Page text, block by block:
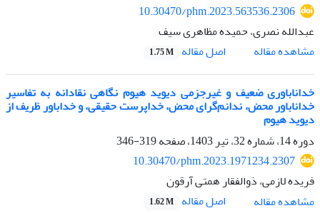
10.30470/phm.2023.563536.2306
عبدالله نصری، حمیده مظاهری سیف
مشاهده مقاله
اصل مقاله 1.75 M
خداناباوری ضعیف و غیرجزمی دیوید هیوم نگاهی نقادانه به تفاسیر
خداناباور محض، ندانم‌گرای محض، خداپرست حقیقی، و خداباور ظریف از
دیوید هیوم
دوره 14، شماره 32، تیر 1403، صفحه
319-346
10.30470/phm.2023.1971234.2307
فریده لازمی، ذوالفقار همتی آرقون
مشاهده مقاله
اصل مقاله 1.62 M